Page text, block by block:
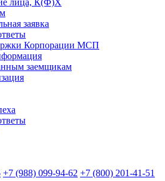
лица, К(Ф)Х
заявка
Корпорации МСП
заемщикам
+7 (988) 099-94-62 +7 (800) 201-41-51